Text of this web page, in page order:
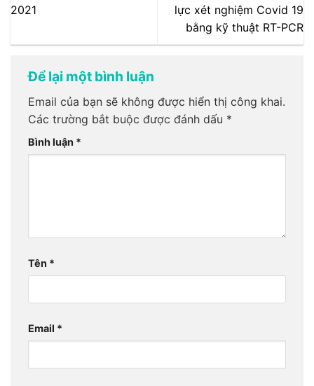
2021
lực xét nghiệm Covid 19
bằng kỹ thuật RT-PCR
Để lại một bình luận
Email của bạn sẽ không được hiển thị công khai.
Các trường bắt buộc được đánh dấu *
Bình luận *
Tên *
Email *